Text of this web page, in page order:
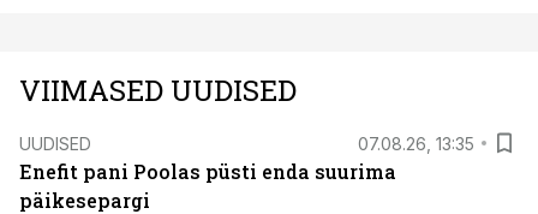
VIIMASED UUDISED
UUDISED 07.08.26, 13:35
Enefit pani Poolas püsti enda suurima
päikesepargi